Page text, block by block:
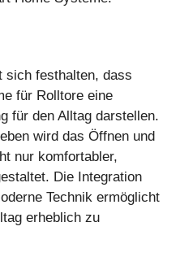
sich festhalten, dass
für Rolltore eine
für den Alltag darstellen.
wird das Öffnen und
nur komfortabler,
Die Integration
Technik ermöglicht
erheblich zu